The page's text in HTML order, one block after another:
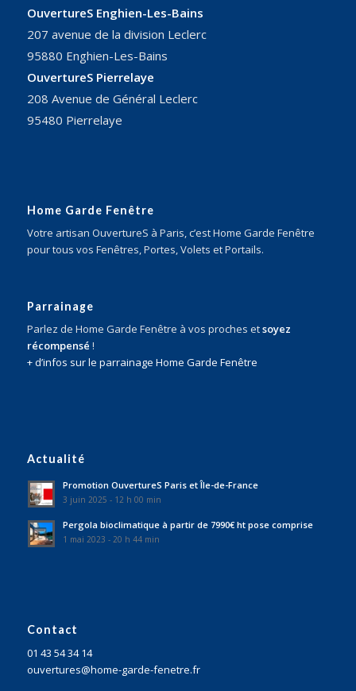
OuvertureS Enghien-Les-Bains
207 avenue de la division Leclerc
95880 Enghien-Les-Bains
OuvertureS Pierrelaye
208 Avenue de Général Leclerc
95480 Pierrelaye
Home Garde Fenêtre
Votre artisan OuvertureS à Paris, c’est Home Garde Fenêtre
pour tous vos Fenêtres, Portes, Volets et Portails.
Parrainage
Parlez de Home Garde Fenêtre à vos proches etsoyez
récompensé !
+ d’infos sur le parrainage Home Garde Fenêtre
Actualité
Promotion OuvertureS Paris et Île-de-France
3 juin 2025 - 12 h 00 min
Pergola bioclimatique à partir de 7990€ ht pose comprise
1 mai 2023 - 20 h 44 min
Contact
01 43 54 34 14
ouvertures@home-garde-fenetre.fr